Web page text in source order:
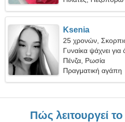
Ksenia
25 χρονών,
Γυναίκα ψάχνει για
Πένζα, Ρωσία
Πραγματική αγάπη
Πώς λειτουργεί